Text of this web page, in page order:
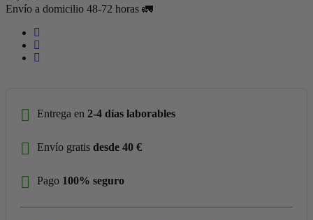
Envío a domicilio 48-72 horas 🚛
Entrega en 2-4 días laborables
Envío gratis desde 40 €
Pago 100% seguro